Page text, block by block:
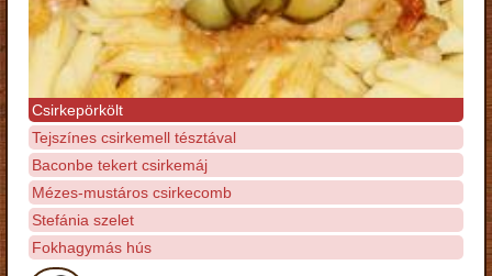
Csirkepörkölt
Tejszínes csirkemell tésztával
Baconbe tekert csirkemáj
Mézes-mustáros csirkecomb
Stefánia szelet
Fokhagymás hús